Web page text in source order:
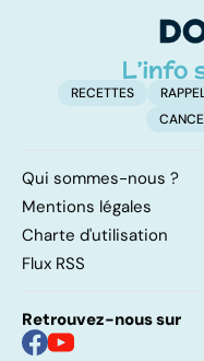
RECETTES
Qui sommes-nous ?
Mentions légales
Charte d'utilisation
Flux RSS
Retrouvez-nous sur